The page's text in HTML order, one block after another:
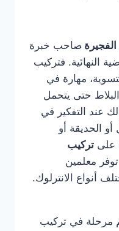
صاحب خبرة
النهائية. فتركيب
مهارة في
حتى يتحمل
عند التفكير في
أو الحديقة أو
على تركيب
توفر معلمين
أنواع الانترلوك.
مرحلة في تركيب